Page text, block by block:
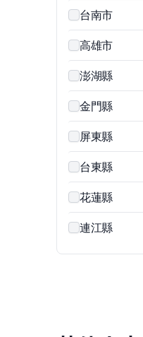
台南市
高雄市
澎湖縣
金門縣
屏東縣
台東縣
花蓮縣
連江縣